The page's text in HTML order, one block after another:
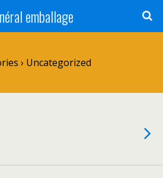
emballage
› Uncategorized